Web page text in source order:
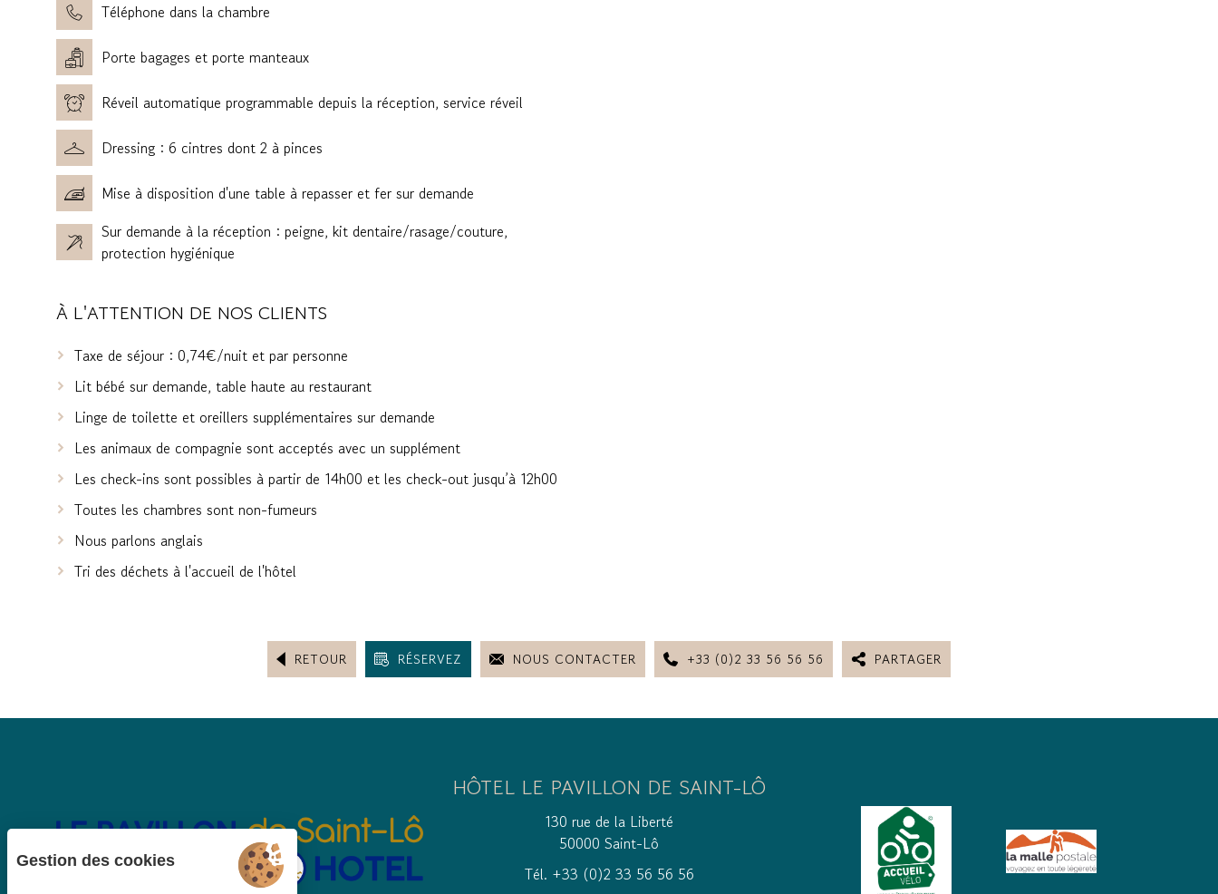
Téléphone dans la chambre
Porte bagages et porte manteaux
Réveil automatique programmable depuis la réception, service réveil
Dressing : 6 cintres dont 2 à pinces
Mise à disposition d'une table à repasser et fer sur demande
Sur demande à la réception : peigne, kit dentaire/rasage/couture,
protection hygiénique
À L'ATTENTION DE NOS CLIENTS
Taxe de séjour : 0,74€/nuit et par personne
Lit bébé sur demande, table haute au restaurant
Linge de toilette et oreillers supplémentaires sur demande
Les animaux de compagnie sont acceptés avec un supplément
Les check-ins sont possibles à partir de 14h00 et les check-out jusqu’à 12h00
Toutes les chambres sont non-fumeurs
Nous parlons anglais
Tri des déchets à l'accueil de l'hôtel
RETOUR RÉSERVEZ NOUS CONTACTER +33 (0)2 33 56 56 56 PARTAGER
HÔTEL LE PAVILLON DE SAINT-LÔ
130 rue de la Liberté
50000 Saint-Lô
Tél. +33 (0)2 33 56 56 56
Gestion des cookies